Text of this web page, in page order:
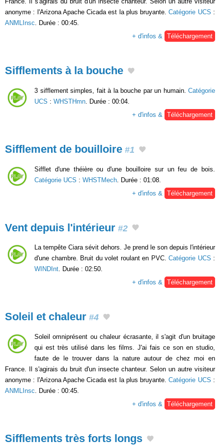
anonyme : l'Arizona Apache Cicada est la plus bruyante.Catégorie UCS :
ANMLInsc. Durée : 00:45.
+ d'infos & Téléchargement
Sifflements à la bouche
3 sifflement simples, fait à la bouche par un humain. Catégorie
UCS : WHSTHmn . Durée : 00:04.
+ d'infos &
Téléchargement
Sifflement de bouilloire #1
Sifflet d'une théière ou d'une bouilloire sur un feu de bois.
Catégorie UCS : WHSTMech . Durée : 01:08.
+ d'infos &
Téléchargement
Vent depuis l'intérieur #2
La tempête Ciara sévit dehors. Je prend le son depuis l'intérieur
d'une chambre. Bruit du volet roulant en PVC. Catégorie UCS :
WINDInt. Durée : 02:50.
+ d'infos & Téléchargement
Soleil et chaleur #4
Soleil omniprésent ou chaleur écrasante, il s'agit d'un bruitage
qui est très utilisé dans les films. J'ai fais ce son en studio,
faute de le trouver dans la nature autour de chez moi en
France. Il s'agirais du bruit d'un insecte chanteur. Selon un autre visiteur
anonyme : l'Arizona Apache Cicada est la plus bruyante.Catégorie UCS :
ANMLInsc . Durée : 00:45.
+ d'infos &
Téléchargement
Sifflements très forts longs